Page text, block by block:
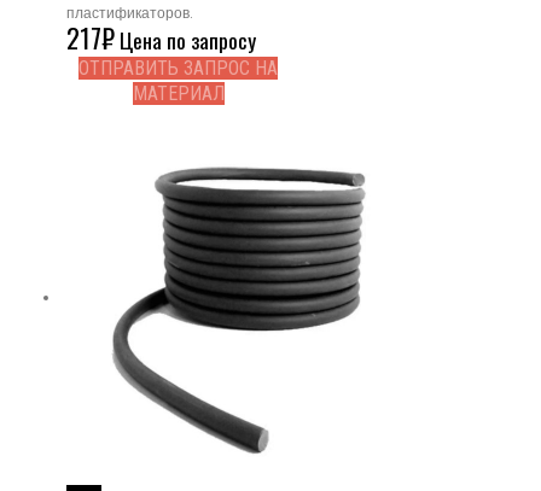
пластификаторов.
217₽Цена по запросу
ОТПРАВИТЬ ЗАПРОС НА
МАТЕРИАЛ